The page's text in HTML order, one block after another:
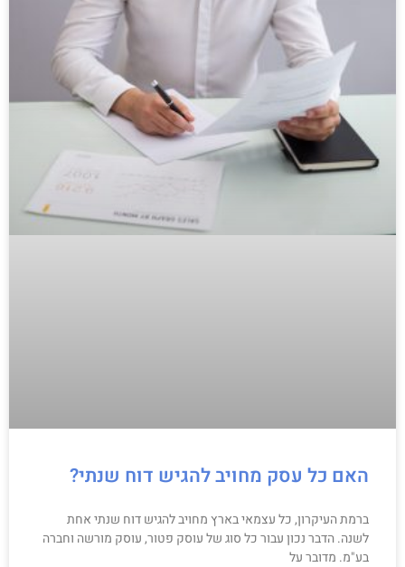
האם כל עסק מחויב להגיש דוח שנתי?
ברמת העיקרון, כל עצמאי בארץ מחויב להגיש דוח שנתי אחת
לשנה. הדבר נכון עבור כל סוג של עוסק פטור, עוסק מורשה וחברה
בע"מ. מדובר על